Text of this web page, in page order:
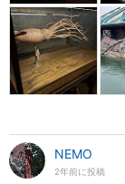
NEMO
2年前に投稿